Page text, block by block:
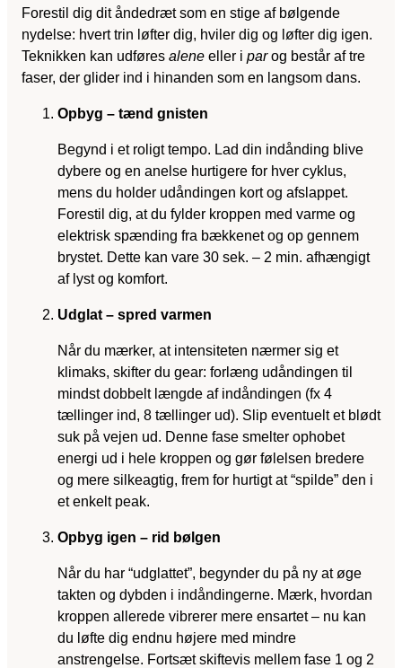
Forestil dig dit åndedræt som en stige af bølgende
nydelse: hvert trin løfter dig, hviler dig og løfter dig igen.
Teknikken kan udføres alene eller i parog består af tre
faser, der glider ind i hinanden som en langsom dans.
Opbyg – tænd gnisten
Begynd i et roligt tempo. Lad din indånding blive
dybere og en anelse hurtigere for hver cyklus,
mens du holder udåndingen kort og afslappet.
Forestil dig, at du fylder kroppen med varme og
elektrisk spænding fra bækkenet og op gennem
brystet. Dette kan vare 30 sek. – 2 min. afhængigt
af lyst og komfort.
Udglat – spred varmen
Når du mærker, at intensiteten nærmer sig et
klimaks, skifter du gear: forlæng udåndingen til
mindst dobbelt længde af indåndingen (fx 4
tællinger ind, 8 tællinger ud). Slip eventuelt et blødt
suk på vejen ud. Denne fase smelter ophobet
energi ud i hele kroppen og gør følelsen bredere
og mere silkeagtig, frem for hurtigt at “spilde” den i
et enkelt peak.
Opbyg igen – rid bølgen
Når du har “udglattet”, begynder du på ny at øge
takten og dybden i indåndingerne. Mærk, hvordan
kroppen allerede vibrerer mere ensartet – nu kan
du løfte dig endnu højere med mindre
anstrengelse. Fortsæt skiftevis mellem fase 1 og 2